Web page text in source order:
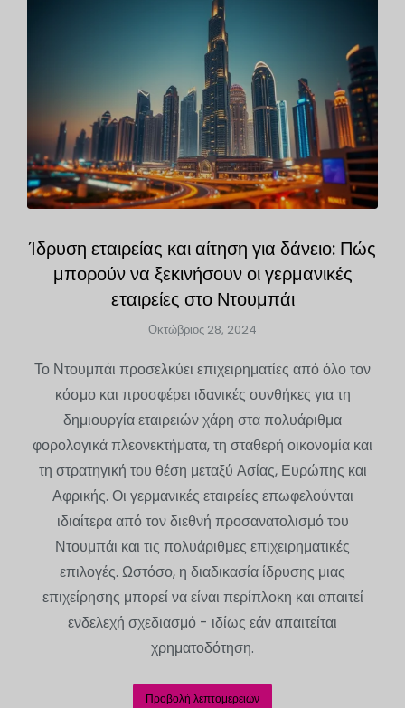
Ίδρυση εταιρείας και αίτηση για δάνειο: Πώς
μπορούν να ξεκινήσουν οι γερμανικές
εταιρείες στο Ντουμπάι
Οκτώβριος 28, 2024
Το Ντουμπάι προσελκύει επιχειρηματίες από όλο τον
κόσμο και προσφέρει ιδανικές συνθήκες για τη
δημιουργία εταιρειών χάρη στα πολυάριθμα
φορολογικά πλεονεκτήματα, τη σταθερή οικονομία και
τη στρατηγική του θέση μεταξύ Ασίας, Ευρώπης και
Αφρικής. Οι γερμανικές εταιρείες επωφελούνται
ιδιαίτερα από τον διεθνή προσανατολισμό του
Ντουμπάι και τις πολυάριθμες επιχειρηματικές
επιλογές. Ωστόσο, η διαδικασία ίδρυσης μιας
επιχείρησης μπορεί να είναι περίπλοκη και απαιτεί
ενδελεχή σχεδιασμό - ιδίως εάν απαιτείται
χρηματοδότηση.
Προβολή λεπτομερειών